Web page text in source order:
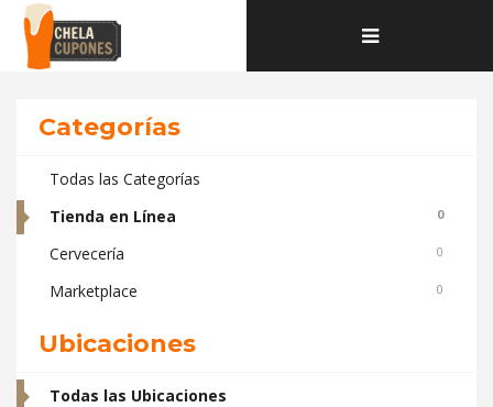
Toggle
navigation
Home Deals and coupons de la categoría Tienda en Línea
Categorías
Todas las Categorías
Tienda en Línea
0
Cervecería 0
Marketplace 0
Ubicaciones
Todas las Ubicaciones